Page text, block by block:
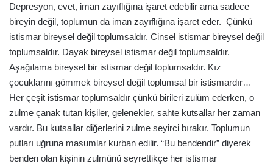
Depresyon, evet, iman zayıflığına işaret edebilir ama sadece
bireyin değil, toplumun da iman zayıflığına işaret eder. Çünkü
istismar bireysel değil toplumsaldır. Cinsel istismar bireysel değil
toplumsaldır. Dayak bireysel istismar değil toplumsaldır.
Aşağılama bireysel bir istismar değil toplumsaldır. Kız
çocuklarını gömmek bireysel değil toplumsal bir istismardır…
Her çeşit istismar toplumsaldır çünkü birileri zulüm ederken, o
zulme çanak tutan kişiler, gelenekler, sahte kutsallar her zaman
vardır. Bu kutsallar diğerlerini zulme seyirci bırakır. Toplumun
putları uğruna masumlar kurban edilir. “Bu bendendir” diyerek
benden olan kişinin zulmünü seyrettikçe her istismar